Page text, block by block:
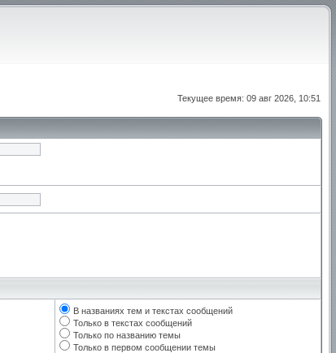
Текущее время: 09 авг 2026, 10:51
В названиях тем и текстах сообщений
Только в текстах сообщений
Только по названию темы
Только в первом сообщении темы